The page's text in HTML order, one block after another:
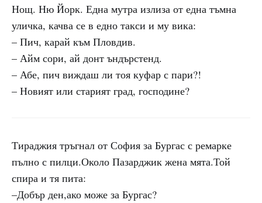
Нощ. Ню Йорк. Една мутра излиза от една тъмна
уличка, качва се в едно такси и му вика:
– Пич, карай към Пловдив.
– Айм сори, ай донт ъндърстенд.
– Абе, пич виждаш ли тоя куфар с пари?!
– Новият или старият град, господине?
Тираджия тръгнал от София за Бургас с ремарке
пълно с пилци.Около Пазарджик жена мята.Той
спира и тя пита:
–Добър ден,ако може за Бургас?